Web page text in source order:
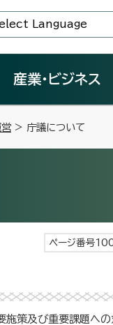
Language
産業・ビジネス
> 庁議について
ページ番号
施策及び重要課題へ